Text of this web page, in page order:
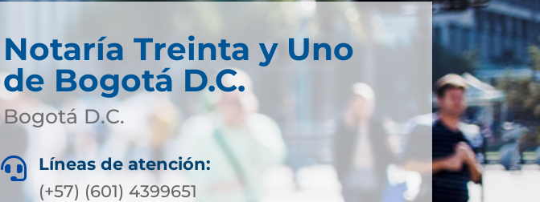
Notaría Treinta y Uno
de Bogotá D.C.
Bogotá D.C.

Líneas de atención:
(+57) (601) 4399651